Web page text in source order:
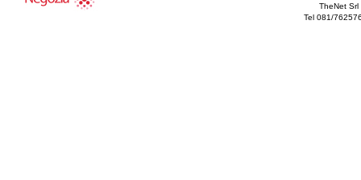
TheNet Srl
Tel 081/